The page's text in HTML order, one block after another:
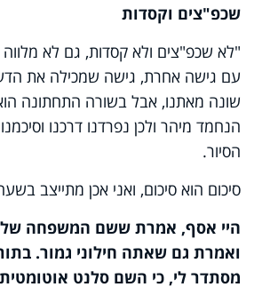
שכפ"צים וקסדות
"לא שכפ"צים ולא קסדות, גם לא
עם גישה אחרת, גישה שמכילה את
שונה מאתנו, אבל בשורה התחתונה
הנחמד מיהר ולכן נפרדנו דרכנו
הסיור.
סיכום הוא סיכום, ואני אכן מתייצב
היי אסף, אמרת ששם המשפחה
ואמרת גם שאתה חילוני גמור.
מסתדר לי, כי השם סלנט